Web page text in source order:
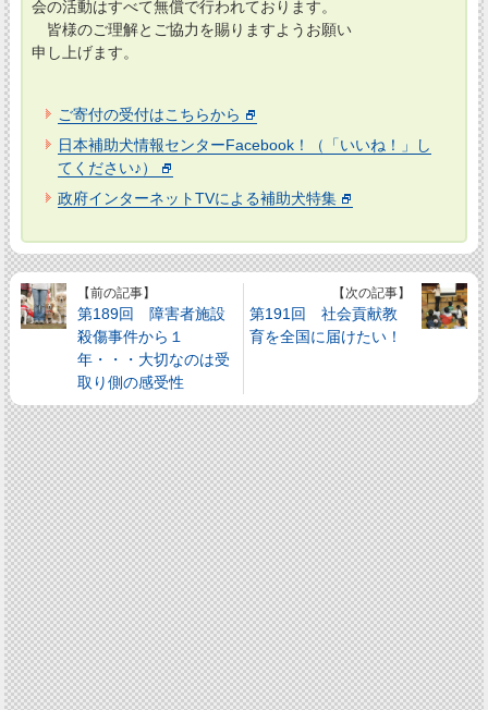
会の活動はすべて無償で行われております。
皆様のご理解とご協力を賜りますようお願い
申し上げます。
ご寄付の受付はこちらから
日本補助犬情報センターFacebook！（「いいね！」し
てください♪）
政府インターネットTVによる補助犬特集
【前の記事】
第189回 障害者施設
殺傷事件から１
年・・・大切なのは受
取り側の感受性
【次の記事】
第191回 社会貢献教
育を全国に届けたい！